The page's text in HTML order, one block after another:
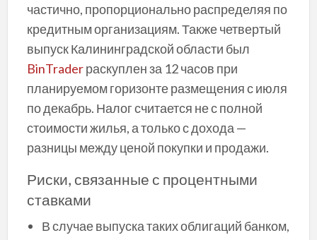
частично, пропорционально распределяя по
кредитным организациям. Также четвертый
выпуск Калининградской области был
BinTraderраскуплен за 12 часов при
планируемом горизонте размещения с июля
по декабрь. Налог считается не с полной
стоимости жилья, а только с дохода —
разницы между ценой покупки и продажи.
Риски, связанные с процентными
ставками
В случае выпуска таких облигаций банком,